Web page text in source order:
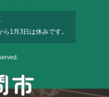
1月3日は休みです。